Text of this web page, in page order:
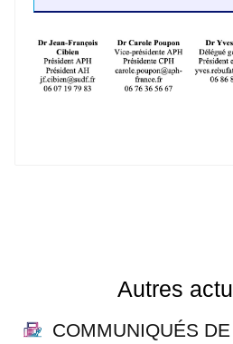
Autres
COMMUNIQUÉS